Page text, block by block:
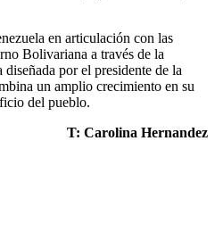
en articulación con las
Bolivariana a través de la
por el presidente de la
un amplio crecimiento en su
del pueblo.
T: Carolina Hernandez